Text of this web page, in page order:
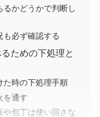
かどうかで判断し
も必ず確認する
ための下処理と
た時の下処理手順
を通す
や包丁は使い回さな